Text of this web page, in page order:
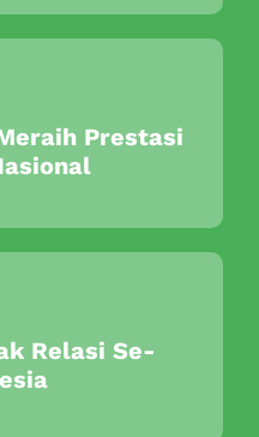
Prestasi
Relasi Se-